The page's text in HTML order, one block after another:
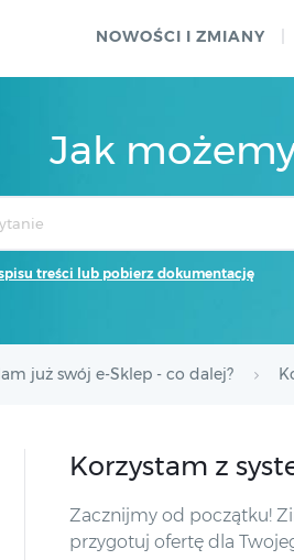
NOWOŚCI I ZMIANY
Jak
treści lub pobierz dokumentację
już swój e-Sklep - co dalej?
Korzystam z
Zacznijmy od początku!
przygotuj ofertę dla